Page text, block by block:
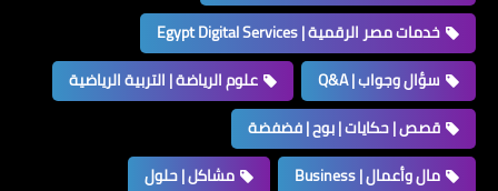
خدمات مصر الرقمية | Egypt Digital Services
سؤال وجواب | Q&A
علوم الرياضة | التربية الرياضية
قصص | حكايات | بوح | فضفضة
مال وأعمال | Business
مشاكل | حلول